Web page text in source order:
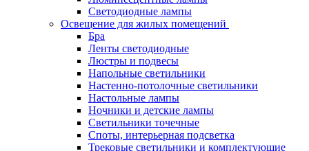
Светодиодные лампы
Освещение для жилых помещений
Бра
Ленты светодиодные
Люстры и подвесы
Напольные светильники
Настенно-потолочные светильники
Настольные лампы
Ночники и детские лампы
Светильники точечные
Споты, интерьерная подсветка
Трековые светильники и комплектующие